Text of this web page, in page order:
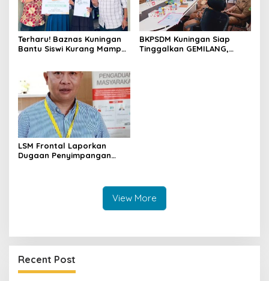
Terharu! Baznas Kuningan
Bantu Siswi Kurang Mampu
Pernah Padam
BKPSDM Kuningan Siap
Tinggalkan GEMILANG,
LSM Frontal Laporkan
Dugaan Penyimpangan
View More
Recent Post